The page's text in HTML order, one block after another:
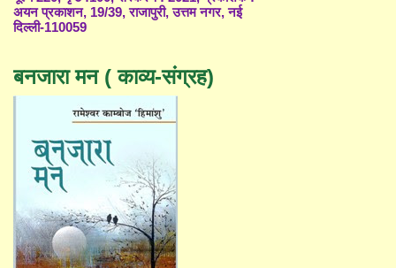
अयन प्रकाशन, 19/39, राजापुरी, उत्तम नगर, नई
दिल्ली-110059
बनजारा मन ( काव्य-संग्रह)